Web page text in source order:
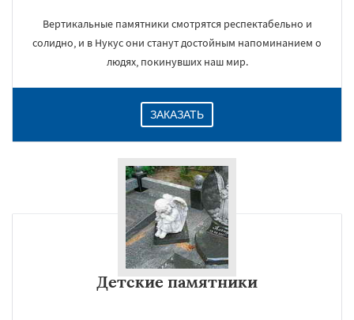
Вертикальные памятники смотрятся респектабельно и
солидно, и в Нукус они станут достойным напоминанием о
людях, покинувших наш мир.
ЗАКАЗАТЬ
Детские памятники